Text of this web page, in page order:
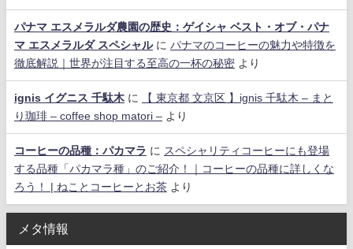
パナマ エスメラルダ農園の歴史：ゲイシャ ベスト・オブ・パナ
マ エスメラルダ スペシャルに パナマのコーヒーの魅力や特徴を
徹底解説｜世界が注目する至高の一杯の秘密 より
ignis イグニス 千駄木に
【 東京都 文京区 】ignis 千駄木 – まと
り珈琲 – coffee shop matori – より
コーヒーの品種：パカマラ に スペシャリティコーヒーにも登場
する品種「パカマラ種」のご紹介！｜コーヒーの品種に詳しくな
ろう！ | ねことコーヒーとお茶 より
メタ情報